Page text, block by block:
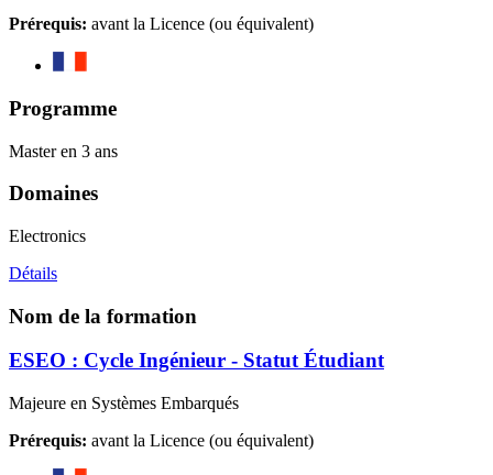
Prérequis: avant la Licence (ou équivalent)
Programme
Master en 3 ans
Domaines
Electronics
Détails
Nom de la formation
ESEO : Cycle Ingénieur - Statut Étudiant
Majeure en Systèmes Embarqués
Prérequis: avant la Licence (ou équivalent)